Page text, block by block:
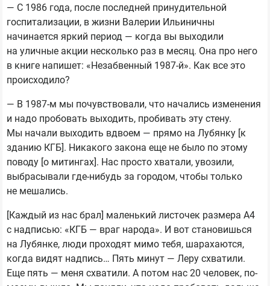
— С 1986 года, после последней принудительной
госпитализации, в жизни Валерии Ильиничны
начинается яркий период — когда вы выходили
на уличные акции несколько раз в месяц. Она про него
в книге напишет: «Незабвенный 1987-й». Как все это
происходило?
— В 1987-м мы почувствовали, что начались изменения
и надо пробовать выходить, пробивать эту стену.
Мы начали выходить вдвоем — прямо на Лубянку [к
зданию КГБ]. Никакого закона еще не было по этому
поводу [о митингах]. Нас просто хватали, увозили,
выбрасывали где-нибудь за городом, чтобы только
не мешались.
[Каждый из нас брал] маленький листочек размера А4
с надписью: «КГБ — враг народа». И вот становишься
на Лубянке, люди проходят мимо тебя, шарахаются,
когда видят надпись… Пять минут — Леру схватили.
Еще пять — меня схватили. А потом нас 20 человек, по-